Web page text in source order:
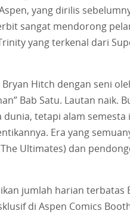
yang dirilis
sangat mendorong
yang terkenal dari
Hitch dengan seni
Bab Satu. Lautan naik.
tetapi alam
Era yang
Ultimates) dan
jumlah harian terbatas
di Aspen Comics